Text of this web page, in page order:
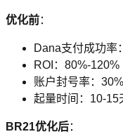
优化前：
Dana支付成功率
ROI：80%-120%
账户封号率：
起量时间：10-15
BR21优化后：